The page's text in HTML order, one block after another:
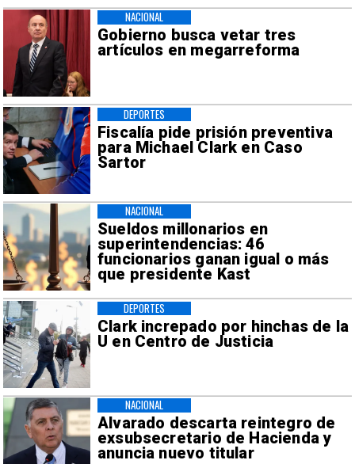
Gobierno busca vetar tres
artículos en megarreforma
NACIONAL
Fiscalía pide prisión preventiva
para Michael Clark en Caso
Sartor
DEPORTES
Sueldos millonarios en
superintendencias: 46
funcionarios ganan igual o más
que presidente Kast
NACIONAL
Clark increpado por hinchas de la
U en Centro de Justicia
DEPORTES
Alvarado descarta reintegro de
exsubsecretario de Hacienda y
anuncia nuevo titular
NACIONAL